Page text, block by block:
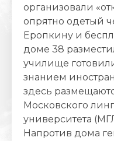
организовали
опрятно одетый
Еропкину и
доме 38
училище
знанием
здесь
Московского
университета
Напротив дома